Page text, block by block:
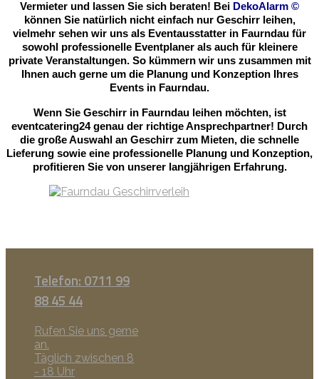
Vermieter und lassen Sie sich beraten! Bei DekoAlarm ©
können Sie natürlich nicht einfach nur Geschirr leihen,
vielmehr sehen wir uns als Eventausstatter in Faurndau für
sowohl professionelle Eventplaner als auch für kleinere
private Veranstaltungen. So kümmern wir uns zusammen mit
Ihnen auch gerne um die Planung und Konzeption Ihres
Events in Faurndau.
Wenn Sie Geschirr in Faurndau leihen möchten, ist
eventcatering24 genau der richtige Ansprechpartner! Durch
die große Auswahl an Geschirr zum Mieten, die schnelle
Lieferung sowie eine professionelle Planung und Konzeption,
profitieren Sie von unserer langjährigen Erfahrung.
Telefon: 0711 99
88 45 44
Rufen Sie uns gerne
an.
Täglich zwischen 8
- 18 Uhr